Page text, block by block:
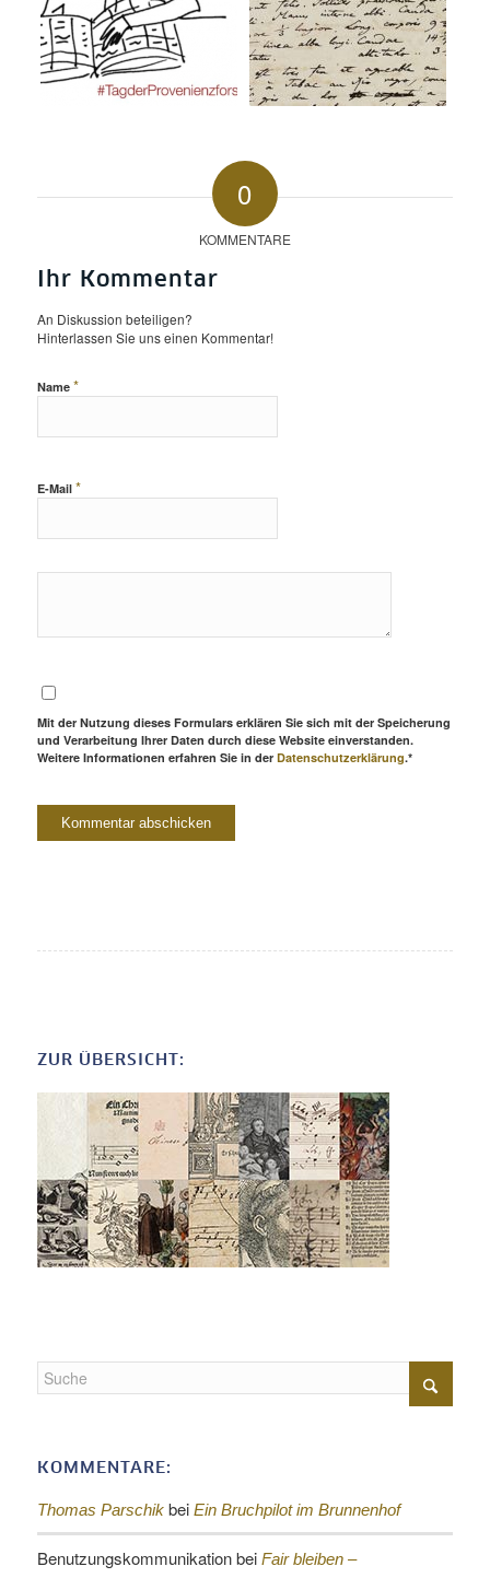
0
KOMMENTARE
Ihr Kommentar
An Diskussion beteiligen?
Hinterlassen Sie uns einen Kommentar!
Name *
E-Mail *
Mit der Nutzung dieses Formulars erklären Sie sich mit der Speicherung
und Verarbeitung Ihrer Daten durch diese Website einverstanden.
Weitere Informationen erfahren Sie in der Datenschutzerklärung.*
ZUR ÜBERSICHT:
KOMMENTARE:
Thomas Parschikbei Ein Bruchpilot im Brunnenhof
Benutzungskommunikationbei Fair bleiben –